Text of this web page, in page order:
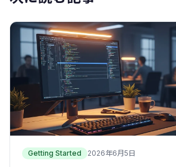
Getting Started 2026年6月5日